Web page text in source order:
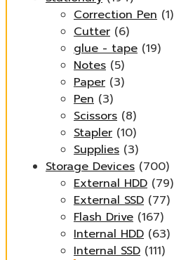
Correction Pen (1)
Cutter (6)
glue - tape (19)
Notes (5)
Paper (3)
Pen (3)
Scissors (8)
Stapler (10)
Supplies (3)
Storage Devices (700)
External HDD (79)
External SSD (77)
Flash Drive (167)
Internal HDD (63)
Internal SSD (111)